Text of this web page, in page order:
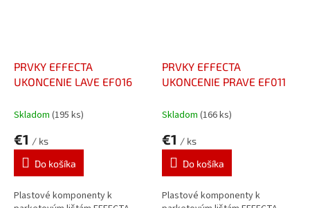
PRVKY EFFECTA
UKONCENIE LAVE EF016
Skladom (195 ks)
€1 / ks
Do košíka
Plastové komponenty k
PRVKY EFFECTA
UKONCENIE PRAVE EF011
Skladom (166 ks)
€1 / ks
Do košíka
Plastové komponenty k